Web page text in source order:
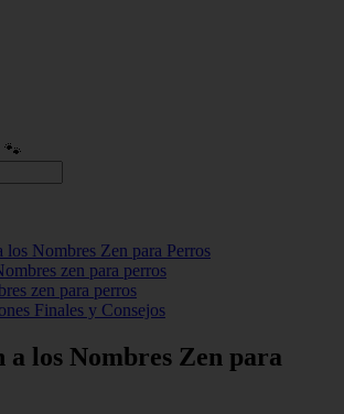
🐾
los Nombres Zen para Perros
zen para perros
zen para perros
Finales y Consejos
los Nombres Zen para